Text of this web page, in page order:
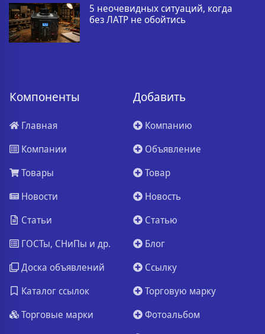
5 неочевидных ситуаций, когда
без ЛАТР не обойтись
Компоненты
Главная
Компании
Товары
Новости
Статьи
ГОСТы, СНиПы и др.
Доска объявлений
Каталог ссылок
Торговые марки
Добавить
Компанию
Объявление
Товар
Новость
Статью
Блог
Ссылку
Торговую марку
Фотоальбом